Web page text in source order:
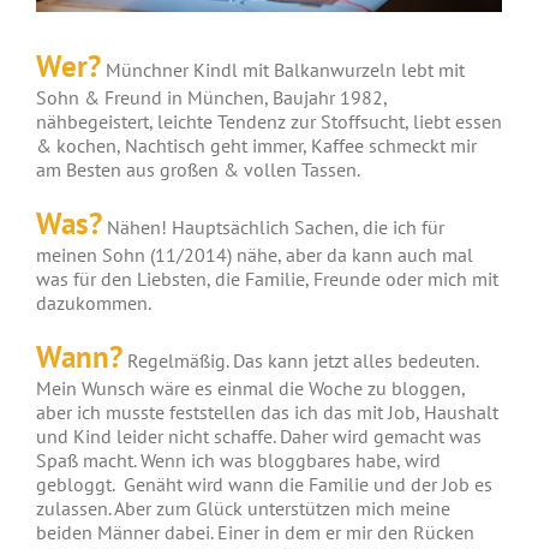
Wer? Münchner Kindl mit Balkanwurzeln lebt mit
Sohn & Freund in München, Baujahr 1982,
nähbegeistert, leichte Tendenz zur Stoffsucht, liebt essen
& kochen, Nachtisch geht immer, Kaffee schmeckt mir
am Besten aus großen & vollen Tassen.
Was? Nähen! Hauptsächlich Sachen, die ich für
meinen Sohn (11/2014) nähe, aber da kann auch mal
was für den Liebsten, die Familie, Freunde oder mich mit
dazukommen.
Wann? Regelmäßig. Das kann jetzt alles bedeuten.
Mein Wunsch wäre es einmal die Woche zu bloggen,
aber ich musste feststellen das ich das mit Job, Haushalt
und Kind leider nicht schaffe. Daher wird gemacht was
Spaß macht. Wenn ich was bloggbares habe, wird
gebloggt. Genäht wird wann die Familie und der Job es
zulassen. Aber zum Glück unterstützen mich meine
beiden Männer dabei. Einer in dem er mir den Rücken